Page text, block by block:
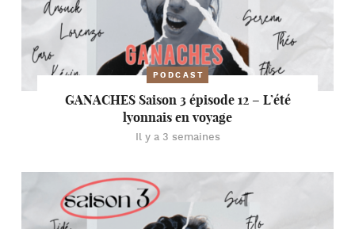
PODCAST
GANACHES Saison 3 épisode 12 – L’été
lyonnais en voyage
Il y a 3 semaines